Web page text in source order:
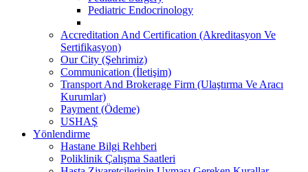
Pediatric Endocrinology
Accreditation And Certification (Akreditasyon Ve
Sertifikasyon)
Our City (Şehrimiz)
Communication (İletişim)
Transport And Brokerage Firm (Ulaştırma Ve Aracı
Kurumlar)
Payment (Ödeme)
USHAŞ
Yönlendirme
Hastane Bilgi Rehberi
Poliklinik Çalışma Saatleri